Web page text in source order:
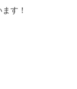
す！